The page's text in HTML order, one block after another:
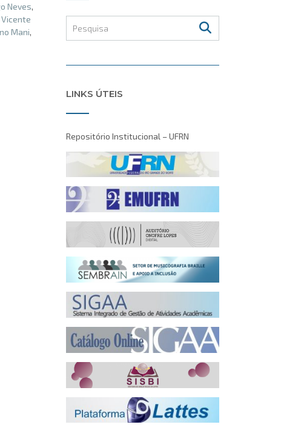
Neves,
Vicente
Mani,
LINKS ÚTEIS
Repositório Institucional – UFRN